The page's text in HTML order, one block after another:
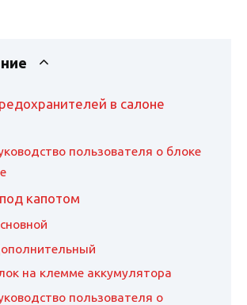
в салоне
пользователя о блоке
капотом
на клемме аккумулятора
пользователя о